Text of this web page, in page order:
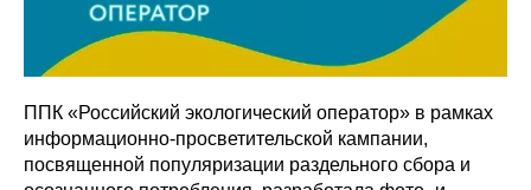
ППК «Российский экологический оператор» в рамках
информационно-просветительской кампании,
посвященной популяризации раздельного сбора и